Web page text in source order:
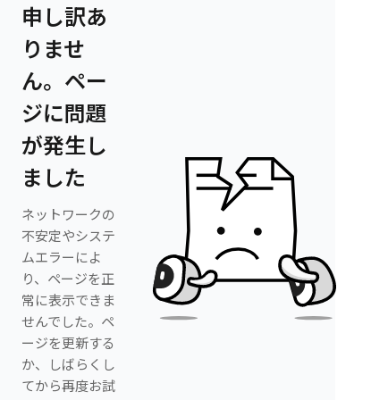
申し訳あ
りませ
ん。ペー
ジに問題
が発生し
ました
ネットワークの
不安定やシステ
ムエラーによ
り、ページを正
常に表示できま
せんでした。ペ
ージを更新する
か、しばらくし
てから再度お試